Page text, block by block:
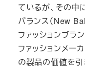
ているが、その中
バランス（New
ファッションブラ
ファッションメー
の製品の価値を引